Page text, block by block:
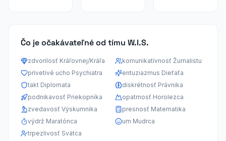
Čo je očakávateľné od tímu W.I.S.
zdvorilosť Kráľovnej/Kráľa
komunikatívnosť Žurnalistu
prívetivé ucho Psychiatra
entuziazmus Dieťaťa
takt Diplomata
diskrétnosť Právnika
podnikavosť Priekopníka
opatrnosť Horolezca
zvedavosť Výskumníka
presnosť Matematika
výdrž Maratónca
um Mudrca
trpezlivosť Svätca